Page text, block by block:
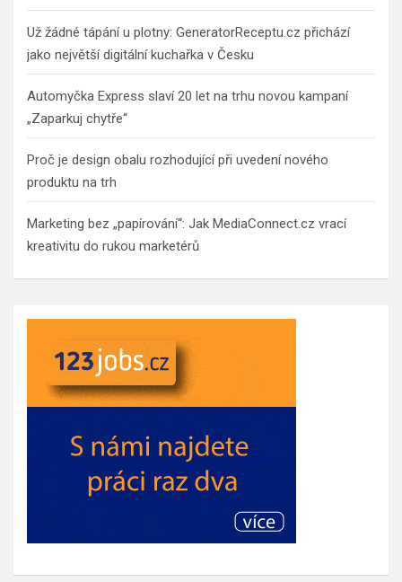
Už žádné tápání u plotny: GeneratorReceptu.cz přichází
jako největší digitální kuchařka v Česku
Automyčka Express slaví 20 let na trhu novou kampaní
„Zaparkuj chytře“
Proč je design obalu rozhodující při uvedení nového
produktu na trh
Marketing bez „papírování“: Jak MediaConnect.cz vrací
kreativitu do rukou marketérů